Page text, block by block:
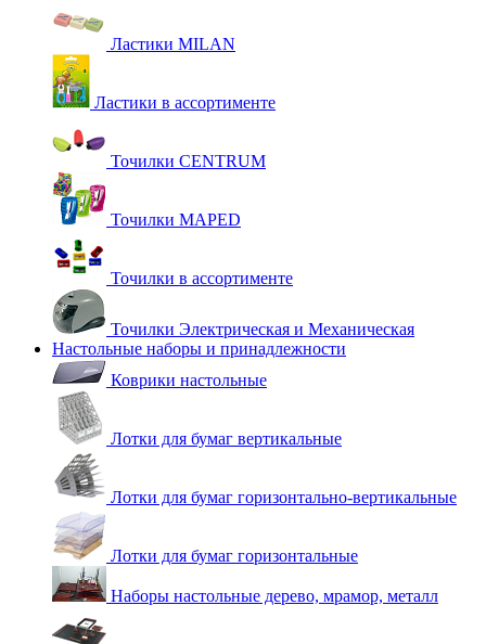
Ластики MILAN
Ластики в ассортименте
Точилки CENTRUM
Точилки MAPED
Точилки в ассортименте
Точилки Электрическая и Механическая
Настольные наборы и принадлежности
Коврики настольные
Лотки для бумаг вертикальные
Лотки для бумаг горизонтально-вертикальные
Лотки для бумаг горизонтальные
Наборы настольные дерево, мрамор, металл